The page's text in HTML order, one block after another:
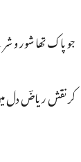
جو پاک تھا شور و
کر نقش ریاضؔ دل